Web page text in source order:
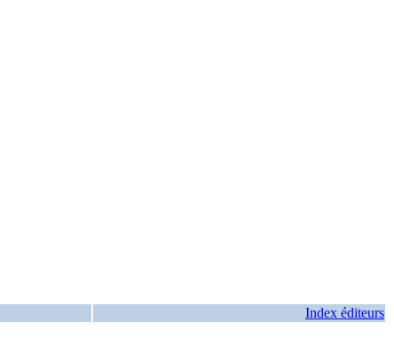
Index éditeurs